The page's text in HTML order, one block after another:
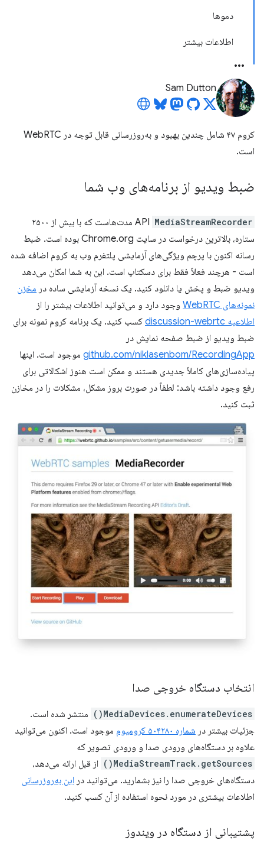
دموها
اطلاعات بیشتر
Sam Dutton
کروم ۴۷ شامل چندین بهبود و به‌روزرسانی قابل توجه در WebRTC
است.
ضبط ویدیو از برنامه‌های وب شما
API MediaStreamRecorder
مدت‌هاست که با بیش از ۲۵۰۰
ستاره، بالاترین درخواست در سایت Chrome.org بوده است. ضبط
رسانه اکنون با پرچم ویژگی‌های آزمایشی پلتفرم وب به کروم اضافه شده
است - هرچند فعلاً فقط برای دسکتاپ است. این به شما امکان می‌دهد
ویدیو ضبط و پخش یا دانلود کنید. یک نسخه آزمایشی ساده در مخزن
نمونه‌های WebRTC
وجود دارد و می‌توانید اطلاعات بیشتر را از
اطلاعیه discussion-webrtc
کسب کنید. یک برنامه کروم نمونه برای
ضبط ویدیو از ضبط صفحه نمایش در
github.com/niklasenbom/RecordingApp موجود است. اینها
پیاده‌سازی‌های کاملاً جدیدی هستند و ممکن است هنوز اشکالاتی برای
رفع وجود داشته باشد: لطفاً در صورت بروز مشکل، مشکلات را در مخازن
ثبت کنید.
انتخاب دستگاه خروجی صدا
MediaDevices.enumerateDevices()
منتشر شده است.
جزئیات بیشتر در شماره ۵۰۴۲۸۰ کرومیوم
موجود است. اکنون می‌توانید
علاوه بر دستگاه‌های ورودی صدا و ورودی تصویر که
MediaStreamTrack.getSources()
از قبل ارائه می‌دهد،
دستگاه‌های خروجی صدا را نیز بشمارید. می‌توانید در این به‌روزرسانی
اطلاعات بیشتری در مورد نحوه استفاده از آن کسب کنید.
پشتیبانی از دستگاه در ویندوز